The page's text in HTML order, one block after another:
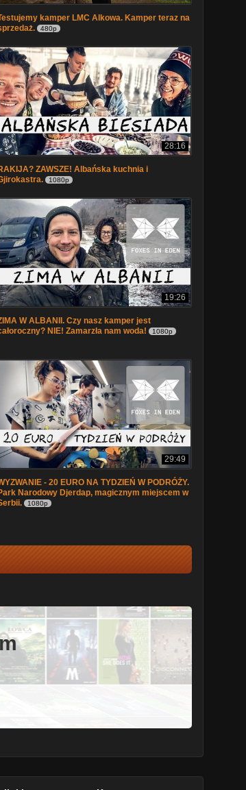
kamper LMC Alkowa. Kamper teraz na
480p
28:16
ZAWSZE! Albańska kuchnia i
1080p
19:26
W ALBANII. Czy nasz kamper jest
NIE! Zamarzła nam woda!
1080p
29:49
- 20 EURO NA TYDZIEŃ W PODRÓŻY.
Narodowy Djerdap, magicznym miejscem w
1080p